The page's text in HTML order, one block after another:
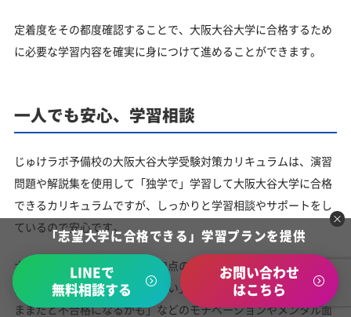
定着度をその都度確認することで、大阪大谷大学に合格するため
に必要な学習内容を確実に身につけて進めることができます。
一人でも安心、学習相談
じゅけラボ予備校の大阪大谷大学受験対策カリキュラムは、演習
問題や解説集を使用して「独学で」学習して大阪大谷大学に合格
できるカリキュラムですが、しっかりと学習相談やサポートをし
ているので安心です。
大阪大谷大学入試における内申点の取り扱いや入試に関する事以
外でも、日々の「やる気が出ない」「入試に対する不安」「今の
ままだと不合格になるかも」などのモチベーションやメンタル面
「志望大学に合格できる」学習プランを提供
LINEで
無料相談する
お問い合わせ
はこちら